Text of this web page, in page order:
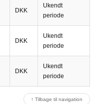
DKK
Ukendt
periode
DKK
Ukendt
periode
DKK
Ukendt
periode
↑ Tilbage til navigation